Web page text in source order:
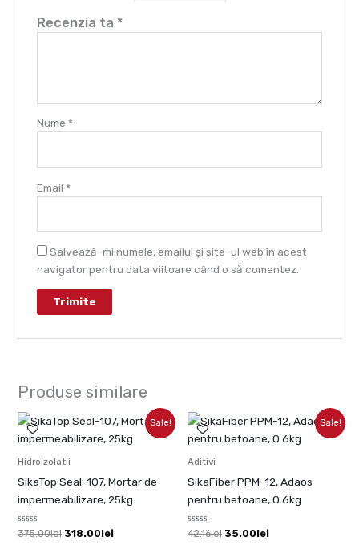
Recenzia ta *
Nume *
Email *
Salvează-mi numele, emailul și site-ul web în acest
navigator pentru data viitoare când o să comentez.
Produse similare
Sale!
Hidroizolatii
SikaTop Seal-107, Mortar de
impermeabilizare, 25kg
Evaluat
375.00lei
Prețul
inițial
a
fost:
375.00lei.
318.00lei
Prețul
curent
este:
Sale!
Aditivi
SikaFiber PPM-12, Adaos
pentru betoane, 0.6kg
Evaluat
42.16lei
Prețul
a
35.00lei
Prețul
este: